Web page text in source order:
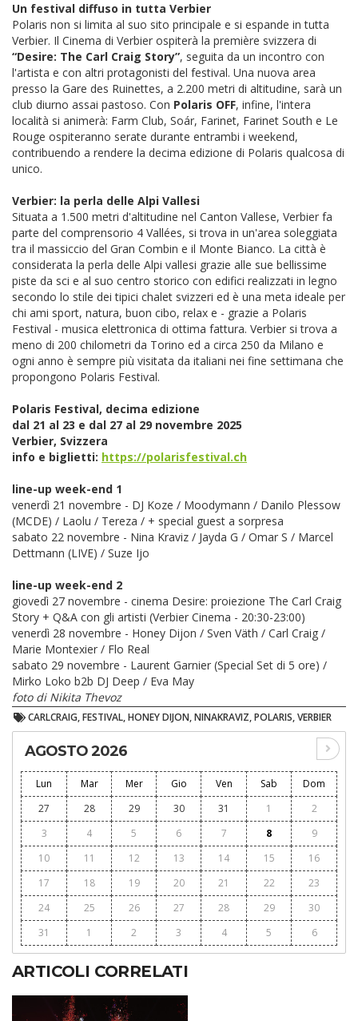
Un festival diffuso in tutta Verbier
Polaris non si limita al suo sito principale e si espande in tutta
Verbier. Il Cinema di Verbier ospiterà la première svizzera di
“Desire: The Carl Craig Story”, seguita da un incontro con
l'artista e con altri protagonisti del festival. Una nuova area
presso la Gare des Ruinettes, a 2.200 metri di altitudine, sarà un
club diurno assai pastoso. Con Polaris OFF, infine, l'intera
località si animerà: Farm Club, Soár, Farinet, Farinet South e Le
Rouge ospiteranno serate durante entrambi i weekend,
contribuendo a rendere la decima edizione di Polaris qualcosa di
unico.
Verbier: la perla delle Alpi Vallesi
Situata a 1.500 metri d'altitudine nel Canton Vallese, Verbier fa
parte del comprensorio 4 Vallées, si trova in un'area soleggiata
tra il massiccio del Gran Combin e il Monte Bianco. La città è
considerata la perla delle Alpi vallesi grazie alle sue bellissime
piste da sci e al suo centro storico con edifici realizzati in legno
secondo lo stile dei tipici chalet svizzeri ed è una meta ideale per
chi ami sport, natura, buon cibo, relax e - grazie a Polaris
Festival - musica elettronica di ottima fattura. Verbier si trova a
meno di 200 chilometri da Torino ed a circa 250 da Milano e
ogni anno è sempre più visitata da italiani nei fine settimana che
propongono Polaris Festival.
Polaris Festival, decima edizione
dal 21 al 23 e dal 27 al 29 novembre 2025
Verbier, Svizzera
info e biglietti: https://polarisfestival.ch
line-up week-end 1
venerdì 21 novembre - DJ Koze / Moodymann / Danilo Plessow
(MCDE) / Laolu / Tereza / + special guest a sorpresa
sabato 22 novembre - Nina Kraviz / Jayda G / Omar S / Marcel
Dettmann (LIVE) / Suze Ijo
line-up week-end 2
giovedì 27 novembre - cinema Desire: proiezione The Carl Craig
Story + Q&A con gli artisti (Verbier Cinema - 20:30-23:00)
venerdì 28 novembre - Honey Dijon / Sven Väth / Carl Craig /
Marie Montexier / Flo Real
sabato 29 novembre - Laurent Garnier (Special Set di 5 ore) /
Mirko Loko b2b DJ Deep / Eva May
foto di Nikita Thevoz
CARLCRAIG, FESTIVAL, HONEY DIJON, NINAKRAVIZ, POLARIS, VERBIER
AGOSTO 2026
Lun Mar Mer Gio Ven Sab
Dom
27
28 29 30 31 1
2
3
4 5 6 7 8
9
10
11 12 13 14 15
16
17
18 19 20 21 22
23
24
25 26 27 28 29
30
31
1 2 3 4 5 6
ARTICOLI CORRELATI